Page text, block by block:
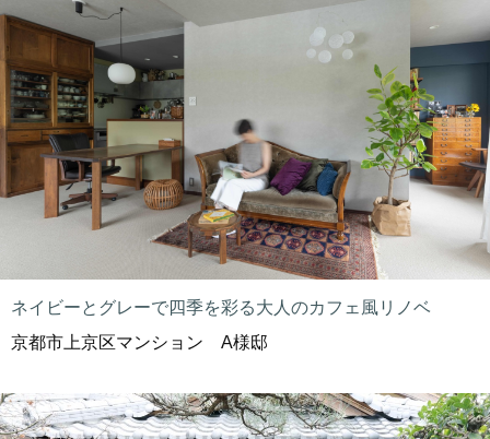
ネイビーとグレーで四季を彩る大人のカフェ風リノベ
京都市上京区マンション A様邸